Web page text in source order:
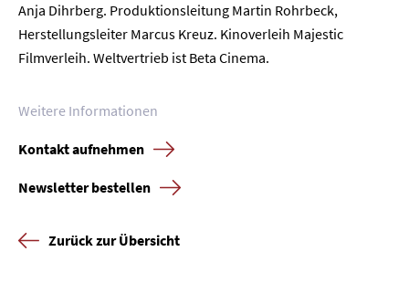
Anja Dihrberg. Produktionsleitung Martin Rohrbeck,
Herstellungsleiter Marcus Kreuz. Kinoverleih Majestic
Filmverleih. Weltvertrieb ist Beta Cinema.
Weitere Informationen
Kontakt aufnehmen
Newsletter bestellen
Zurück zur Übersicht